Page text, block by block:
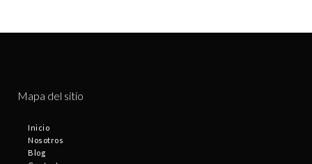
Mapa del sitio
Inicio
Nosotros
Blog